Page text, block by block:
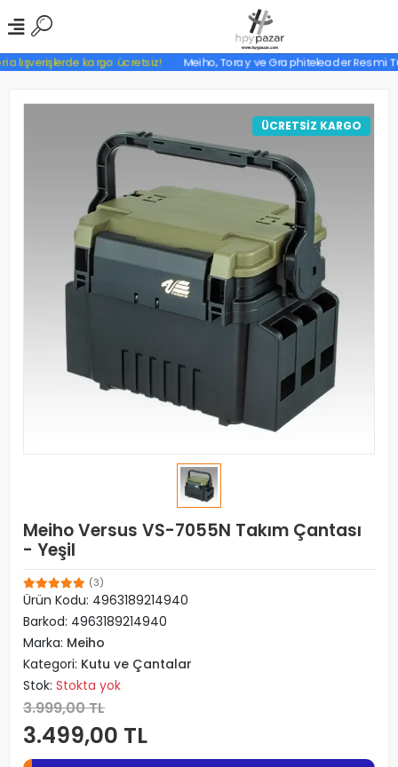
alışverişlerde kargo ücretsiz! Meiho, Toray ve Graphiteleader Resmi
ÜCRETSİZ KARGO
Meiho Versus VS-7055N Takım Çantası
- Yeşil
(3)
Ürün Kodu: 4963189214940
Barkod: 4963189214940
Marka: Meiho
Kategori: Kutu ve Çantalar
Stok: Stokta yok
3.999,00 TL
3.499,00 TL